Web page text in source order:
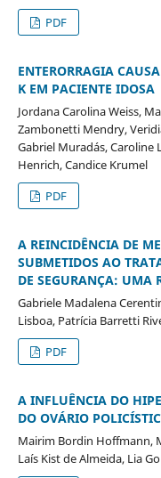
PDF
ENTERORRAGIA
K EM PACIENTE IDOSA
Jordana Carolina Weiss,
Zambonetti Mendry,
Gabriel Muradás, Caroline
Henrich, Candice Krumel
PDF
A REINCIDÊNCIA DE
SUBMETIDOS AO
DE SEGURANÇA: UMA
Gabriele Madalena
Lisboa, Patrícia Barretti
PDF
A INFLUÊNCIA DO
DO OVÁRIO
Mairim Bordin Hoffmann,
Laís Kist de Almeida, Lia